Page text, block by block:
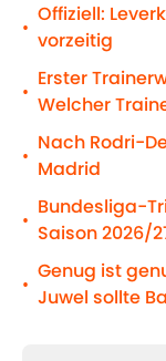
•
Offiziell:
vorzeitig
•
Erster
Welcher
•
Nach Rodri-
Madrid
•
Bundesliga-
Saison 2026/
•
Genug ist
Juwel sollte